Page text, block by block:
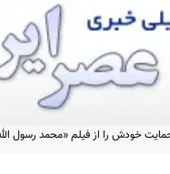
حوادث
یک برش دانایی
بین الملل
علم و دانش
علمی
گوناگون
خودش را از فیلم «محمد رسول